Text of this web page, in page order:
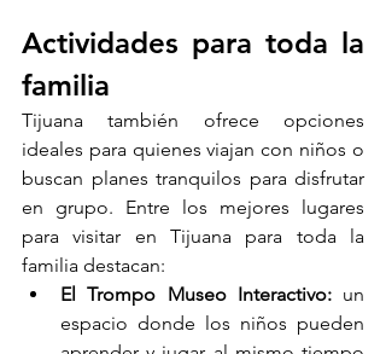
Actividades para toda la
familia
Tijuana también ofrece opciones
ideales para quienes viajan con niños o
buscan planes tranquilos para disfrutar
en grupo. Entre los mejores lugares
para visitar en Tijuana para toda la
familia destacan:
El Trompo Museo Interactivo: un
espacio donde los niños pueden